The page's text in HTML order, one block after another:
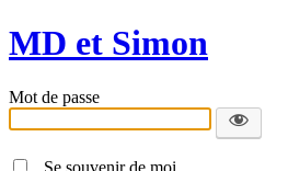
MD et Simon
Mot de passe
Se souvenir de moi